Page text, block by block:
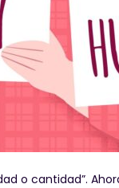
o cantidad”.